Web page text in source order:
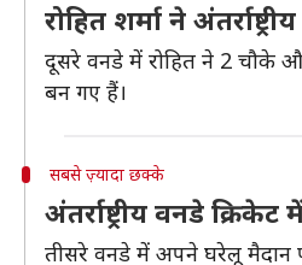
रोहित शर्मा ने
दूसरे वनडे में रोहित ने 2 चौके
बन गए हैं।
सबसे ज़्यादा छक्के
अंतर्राष्ट्रीय वनडे
तीसरे वनडे में अपने घरेलू मैदान